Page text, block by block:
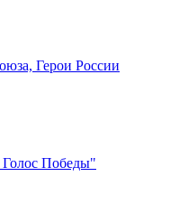
Герои России
Победы"